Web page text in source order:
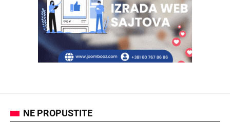
NE PROPUSTITE